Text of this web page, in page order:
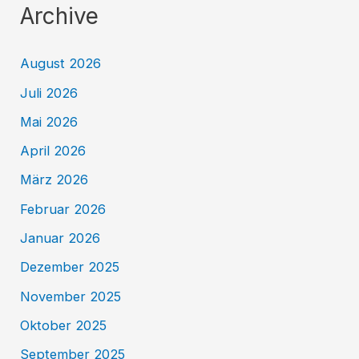
Archive
August 2026
Juli 2026
Mai 2026
April 2026
März 2026
Februar 2026
Januar 2026
Dezember 2025
November 2025
Oktober 2025
September 2025